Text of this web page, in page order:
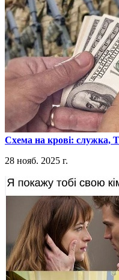
​Схема на крові:
28 нояб. 2025 г.